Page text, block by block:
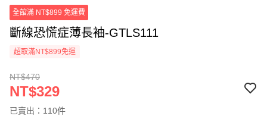
全館滿 NT$899 免運費
斷線恐慌症薄長袖-GTLS111
超取滿NT$899免運
NT$470
NT$329
已賣出：110件